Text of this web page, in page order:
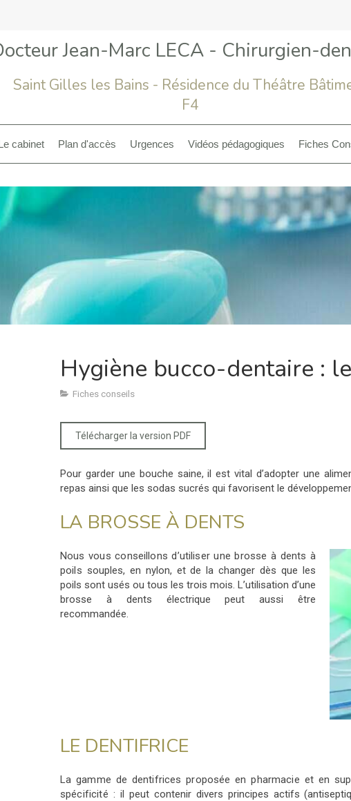
Jean-Marc LECA - Chirurgien-
Saint Gilles les Bains - Résidence du Théâtre
F4
cabinet Plan d'accès Urgences Vidéos pédagogiques Fiches
Hygiène bucco-dentaire :
Fiches conseils
Télécharger la version PDF
Pour garder une bouche saine, il est vital d’adopter une
repas ainsi que les sodas sucrés qui favorisent le
LA BROSSE À DENTS
Nous vous conseillons d’utiliser une brosse à dents à
poils souples, en nylon, et de la changer dès que les
poils sont usés ou tous les trois mois. L’utilisation d’une
brosse à dents électrique peut aussi être
recommandée.
LE DENTIFRICE
La gamme de dentifrices proposée en pharmacie et en
spécificité : il peutcontenir divers principes actifs